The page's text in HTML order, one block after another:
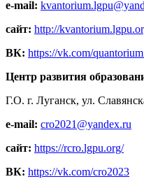
e-mail:
сайт: http://
ВК: https://vk.com/
Центр развития
Г.О. г. Луганск, ул.
e-mail: cro2021@yandex.ru
сайт: https://rcro.lgpu.org/
ВК: https://vk.com/cro2023